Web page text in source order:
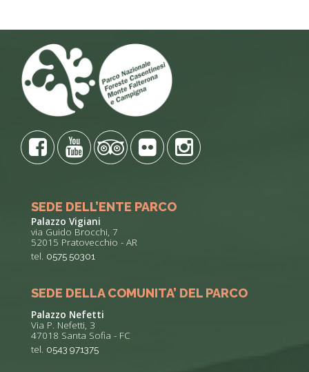
SEDE DELL’ENTE PARCO
Palazzo Vigiani
via Guido Brocchi, 7
52015 Pratovecchio - AR
tel. 0575 50301
SEDE DELLA COMUNITA’ DEL PARCO
Palazzo Nefetti
Via P. Nefetti, 3
47018 Santa Sofia - FC
tel. 0543 971375